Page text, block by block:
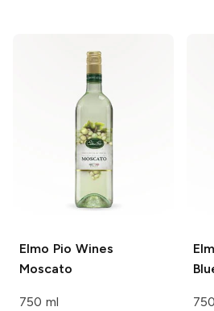
Elmo Pio Wines
Moscato
750 ml